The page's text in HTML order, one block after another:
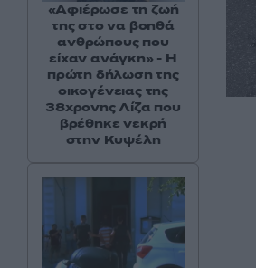
«Αφιέρωσε τη ζωή
της στο να βοηθά
ανθρώπους που
είχαν ανάγκη» - Η
πρώτη δήλωση της
οικογένειας της
38χρονης Λίζα που
βρέθηκε νεκρή
στην Κυψέλη